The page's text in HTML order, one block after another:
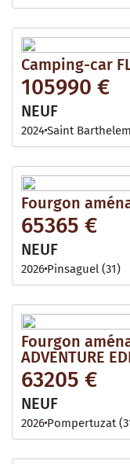
Camping-car
105990 €
NEUF
2024Saint
Fourgon
65365 €
NEUF
2026 Pinsaguel (31)
Fourgon
ADVENTURE
63205 €
NEUF
2026 Pompertuzat